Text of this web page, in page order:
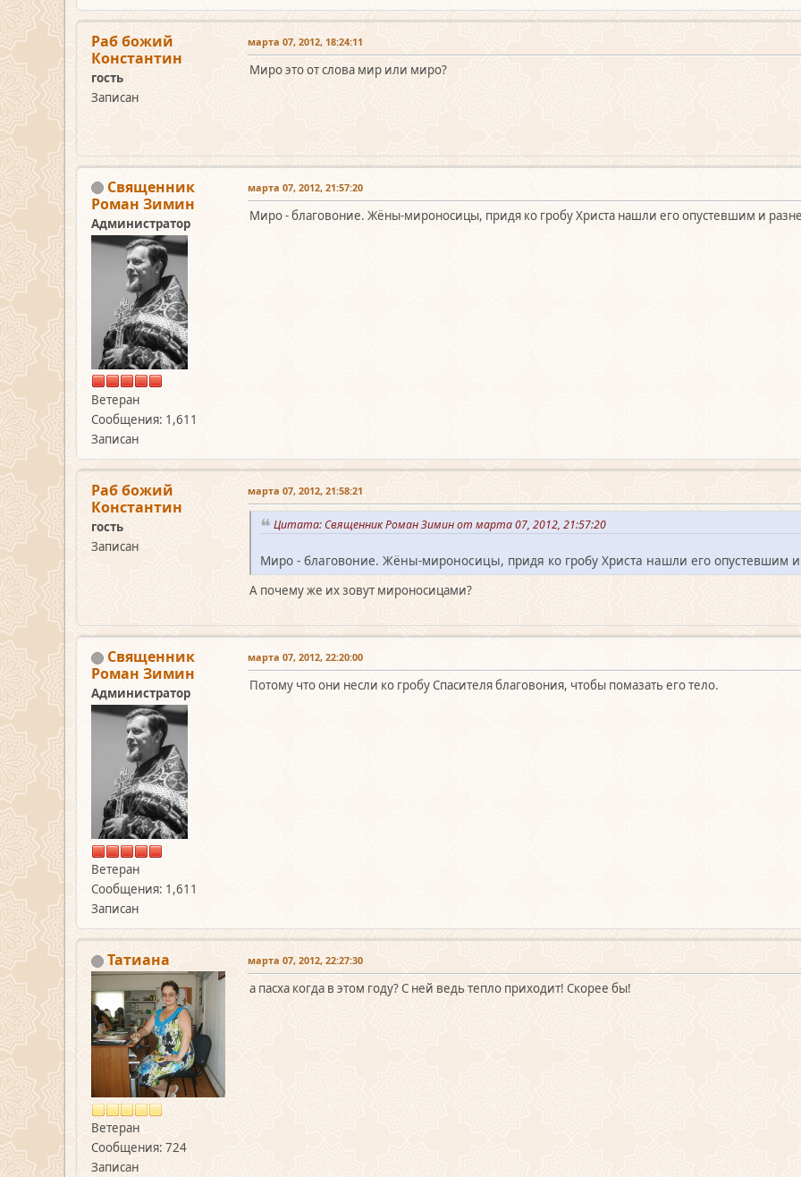
Раб божий
Константин
гость
Записан
марта 07, 2012, 18:24:11
Миро это от слова мир или миро?
Священник
Роман Зимин
Администратор
Ветеран
Сообщения: 1,611
Записан
марта 07, 2012, 21:57:20
Миро - благовоние. Жёны-мироносицы, придя ко гробу Христа нашли его опустевшим и
Раб божий
Константин
гость
Записан
марта 07, 2012, 21:58:21
Цитата: Священник Роман Зимин от марта 07, 2012, 21:57:20
Миро - благовоние. Жёны-мироносицы, придя ко гробу Христа нашли его опустевшим
А почему же их зовут мироносицами?
Священник
Роман Зимин
Администратор
Ветеран
Сообщения: 1,611
Записан
марта 07, 2012, 22:20:00
Потому что они несли ко гробу Спасителя благовония, чтобы помазать его тело.
Татиана
Ветеран
Сообщения: 724
Записан
марта 07, 2012, 22:27:30
а пасха когда в этом году? С ней ведь тепло приходит! Скорее бы!